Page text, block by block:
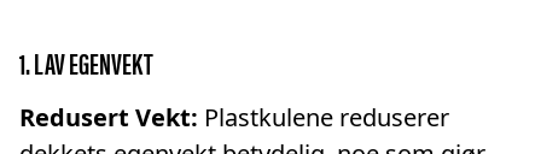
1. LAV EGENVEKT
Redusert Vekt: Plastkulene reduserer